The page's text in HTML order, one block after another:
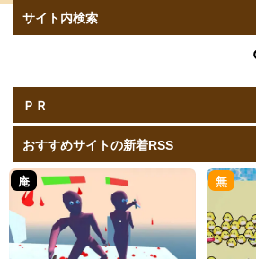
サイト内検索
ＰＲ
おすすめサイトの新着RSS
庵 無